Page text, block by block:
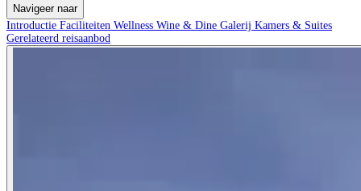
Navigeer naar
Introductie Faciliteiten Wellness Wine & Dine Galerij Kamers & Suites
Gerelateerd reisaanbod